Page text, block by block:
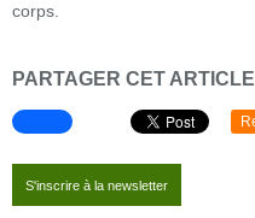
corps.
PARTAGER CET ARTICLE
S'inscrire à la newsletter